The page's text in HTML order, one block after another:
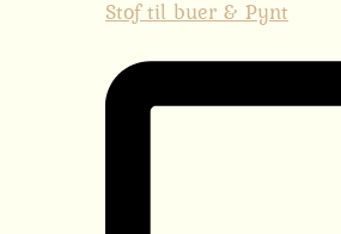
Stof til buer & Pynt